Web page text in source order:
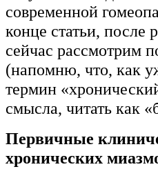
современной
конце статьи, после
сейчас рассмотрим
(напомню, что, как
термин
смысла, читать как
Первичные
хронических